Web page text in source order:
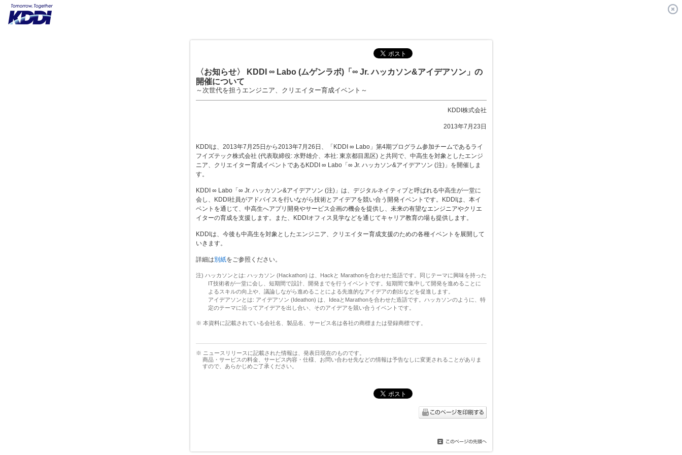
〈お知らせ〉 KDDI ∞ Labo (ムゲンラボ)「∞ Jr. ハッカソン&アイデアソン」の
開催について
～次世代を担うエンジニア、クリエイター育成イベント～
KDDI株式会社
2013年7月23日
KDDIは、2013年7月25日から2013年7月26日、「KDDI ∞ Labo」第4期プログラム参加チームであるライ
フイズテック株式会社 (代表取締役: 水野雄介、本社: 東京都目黒区) と共同で、中高生を対象としたエンジ
ニア、クリエイター育成イベントであるKDDI ∞ Labo「∞ Jr. ハッカソン&アイデアソン (注)」を開催しま
す。
KDDI ∞ Labo「∞ Jr. ハッカソン&アイデアソン (注)」は、デジタルネイティブと呼ばれる中高生が一堂に
会し、KDDI社員がアドバイスを行いながら技術とアイデアを競い合う開発イベントです。KDDIは、本イ
ベントを通じて、中高生へアプリ開発やサービス企画の機会を提供し、未来の有望なエンジニアやクリエ
イターの育成を支援します。また、KDDIオフィス見学などを通じてキャリア教育の場も提供します。
KDDIは、今後も中高生を対象としたエンジニア、クリエイター育成支援のための各種イベントを展開して
いきます。
詳細は別紙をご参照ください。
注) ハッカソンとは: ハッカソン (Hackathon) は、Hackと Marathonを合わせた造語です。同じテーマに興味を持った
IT技術者が一堂に会し、短期間で設計、開発までを行うイベントです。短期間で集中して開発を進めることに
よるスキルの向上や、議論しながら進めることによる先進的なアイデアの創出などを促進します。
アイデアソンとは: アイデアソン (Ideathon) は、IdeaとMarathonを合わせた造語です。ハッカソンのように、特
定のテーマに沿ってアイデアを出し合い、そのアイデアを競い合うイベントです。
※ 本資料に記載されている会社名、製品名、サービス名は各社の商標または登録商標です。
※ ニュースリリースに記載された情報は、発表日現在のものです。
商品・サービスの料金、サービス内容・仕様、お問い合わせ先などの情報は予告なしに変更されることがありま
すので、あらかじめご了承ください。